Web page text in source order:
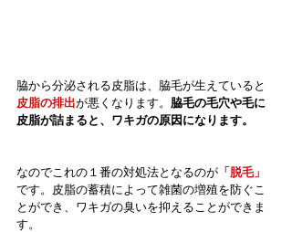
脇から分泌される皮脂は、脇毛が生えていると
皮脂の排出が悪くなります。 脇毛の毛穴や毛に
皮脂が詰まると、ワキガの原因になります。
なのでこれの１番の対処法となるのが 「脱毛」
です。皮脂の蓄積によって雑菌の増殖を防ぐこ
とができ、ワキガの臭いを抑えることができま
す。